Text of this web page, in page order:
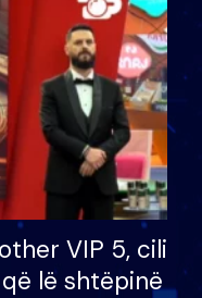
VIP 5, cili
lë shtëpinë